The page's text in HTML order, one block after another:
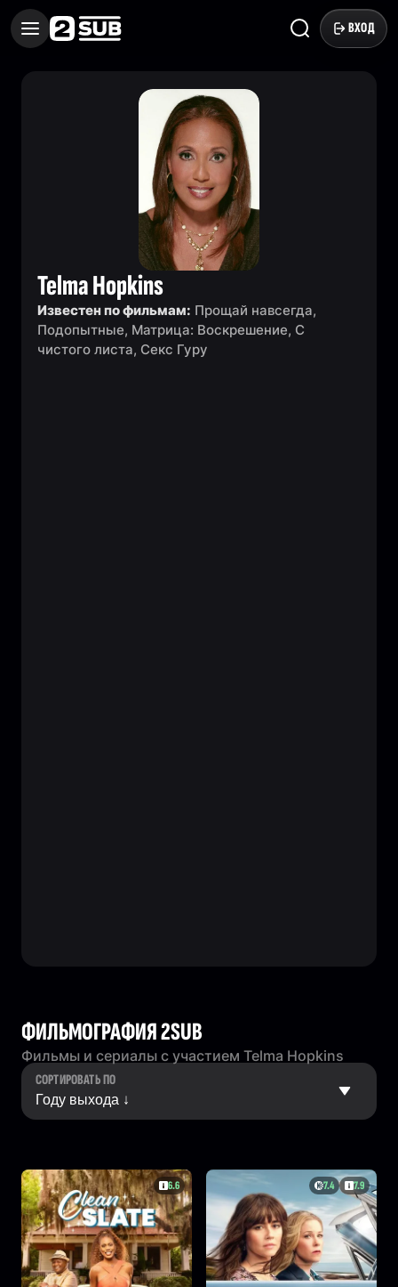
ВХОД
Telma Hopkins
Известен по фильмам: Прощай навсегда,
Подопытные, Матрица: Воскрешение, С
чистого листа, Секс Гуру
ФИЛЬМОГРАФИЯ 2SUB
Фильмы и сериалы с участием Telma Hopkins
СОРТИРОВАТЬ ПО
6.6 7.4 7.9